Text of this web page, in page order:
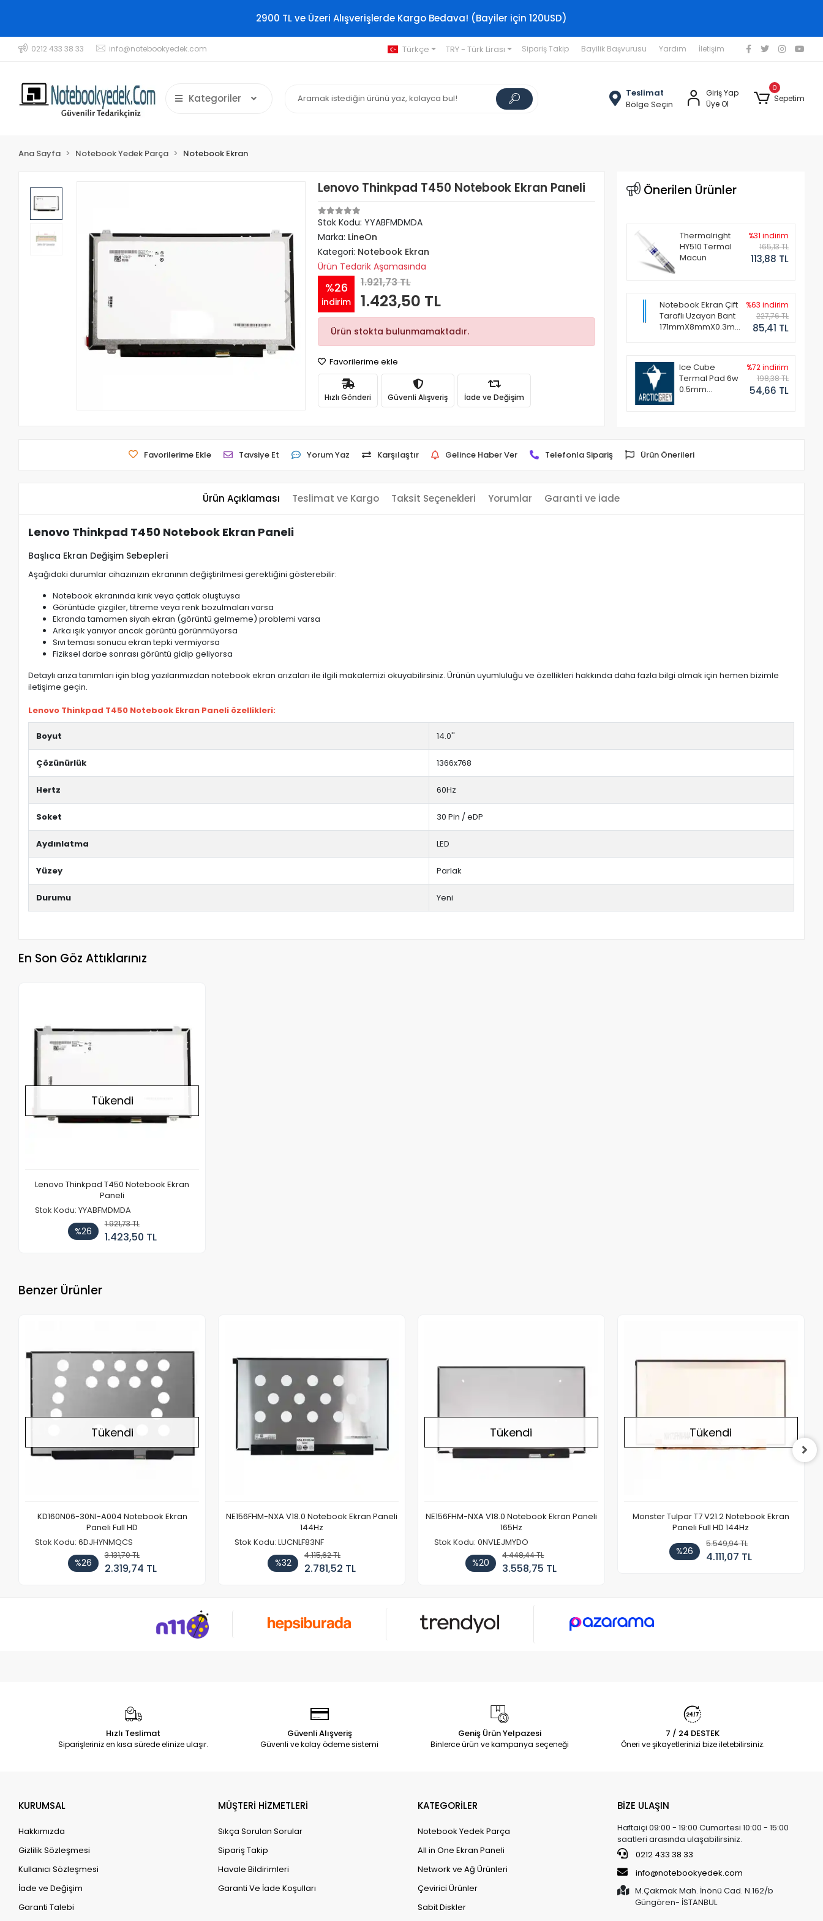
2900 TL ve Üzeri Alışverişlerde Kargo Bedava! (Bayiler için 120USD)
0212 433 38 33 info@notebookyedek.com Türkçe TRY - Türk Lirası Sipariş Takip Bayilik Başvurusu Yardım İletişim
Kategoriler
Teslimat
Bölge Seçin
Giriş Yap
Üye Ol
0
Sepetim
Ana Sayfa Notebook Yedek Parça Notebook Ekran
Lenovo Thinkpad T450 Notebook Ekran Paneli
Stok Kodu: YYABFMDMDA
Marka: LineOn
Kategori: Notebook Ekran
Ürün Tedarik Aşamasında
%26
indirim
1.921,73 TL
1.423,50 TL
Ürün stokta bulunmamaktadır.
Favorilerime ekle
Hızlı Gönderi Güvenli Alışveriş İade ve Değişim
Önerilen Ürünler
Thermalright
HY510 Termal
Macun
%31 indirim
165,13 TL
113,88 TL
Notebook Ekran Çift
Taraflı Uzayan Bant
171mmX8mmX0.3mm
%63 indirim
227,76 TL
85,41 TL
Ice Cube
Termal Pad 6w
0.5mm
%72 indirim
198,38 TL
54,66 TL
Favorilerime Ekle Tavsiye Et Yorum Yaz Karşılaştır Gelince Haber Ver Telefonla Sipariş Ürün Önerileri
Ürün Açıklaması Teslimat ve Kargo Taksit Seçenekleri Yorumlar Garanti ve İade
Lenovo Thinkpad T450 Notebook Ekran Paneli
Başlıca Ekran Değişim Sebepleri
Aşağıdaki durumlar cihazınızın ekranının değiştirilmesi gerektiğini gösterebilir:
Notebook ekranında kırık veya çatlak oluştuysa
Görüntüde çizgiler, titreme veya renk bozulmaları varsa
Ekranda tamamen siyah ekran (görüntü gelmeme) problemi varsa
Arka ışık yanıyor ancak görüntü görünmüyorsa
Sıvı teması sonucu ekran tepki vermiyorsa
Fiziksel darbe sonrası görüntü gidip geliyorsa
Detaylı arıza tanımları için blog yazılarımızdan notebook ekran arızaları ile ilgili makalemizi okuyabilirsiniz. Ürünün uyumluluğu ve özellikleri hakkında daha fazla bilgi almak için hemen bizimle
iletişime geçin.
Lenovo Thinkpad T450 Notebook Ekran Paneli özellikleri:
Boyut 14.0''
Çözünürlük 1366x768
Hertz 60Hz
Soket 30 Pin / eDP
Aydınlatma LED
Yüzey Parlak
Durumu Yeni
En Son Göz Attıklarınız
Tükendi
Lenovo Thinkpad T450 Notebook Ekran
Paneli
Stok Kodu: YYABFMDMDA
%26
1.921,73 TL
1.423,50 TL
Benzer Ürünler
Tükendi
KD160N06-30NI-A004 Notebook Ekran
Paneli Full HD
Stok Kodu: 6DJHYNMQCS
%26
3.131,70 TL
2.319,74 TL
NE156FHM-NXA V18.0 Notebook Ekran Paneli
144Hz
Stok Kodu: LUCNLF83NF
%32
4.115,62 TL
2.781,52 TL
Tükendi
NE156FHM-NXA V18.0 Notebook Ekran Paneli
165Hz
Stok Kodu: 0NVLEJMYDO
%20
4.448,44 TL
3.558,75 TL
Tükendi
Monster Tulpar T7 V21.2 Notebook Ekran
Paneli Full HD 144Hz
%26
5.549,94 TL
4.111,07 TL
Hızlı Teslimat
Siparişleriniz en kısa sürede elinize ulaşır.
Güvenli Alışveriş
Güvenli ve kolay ödeme sistemi
Geniş Ürün Yelpazesi
Binlerce ürün ve kampanya seçeneği
7 / 24 DESTEK
Öneri ve şikayetlerinizi bize iletebilirsiniz.
KURUMSAL
Hakkımızda
Gizlilik Sözleşmesi
Kullanıcı Sözleşmesi
İade ve Değişim
Garanti Talebi
MÜŞTERİ HİZMETLERİ
Sıkça Sorulan Sorular
Sipariş Takip
Havale Bildirimleri
Garanti Ve İade Koşulları
KATEGORİLER
Notebook Yedek Parça
All in One Ekran Paneli
Network ve Ağ Ürünleri
Çevirici Ürünler
Sabit Diskler
BİZE ULAŞIN
Haftaiçi 09:00 - 19:00 Cumartesi 10:00 - 15:00
saatleri arasında ulaşabilirsiniz.
0212 433 38 33
info@notebookyedek.com
M.Çakmak Mah. İnönü Cad. N.162/b
Güngören- İSTANBUL